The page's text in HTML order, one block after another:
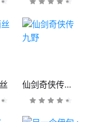
仙剑奇侠传九野